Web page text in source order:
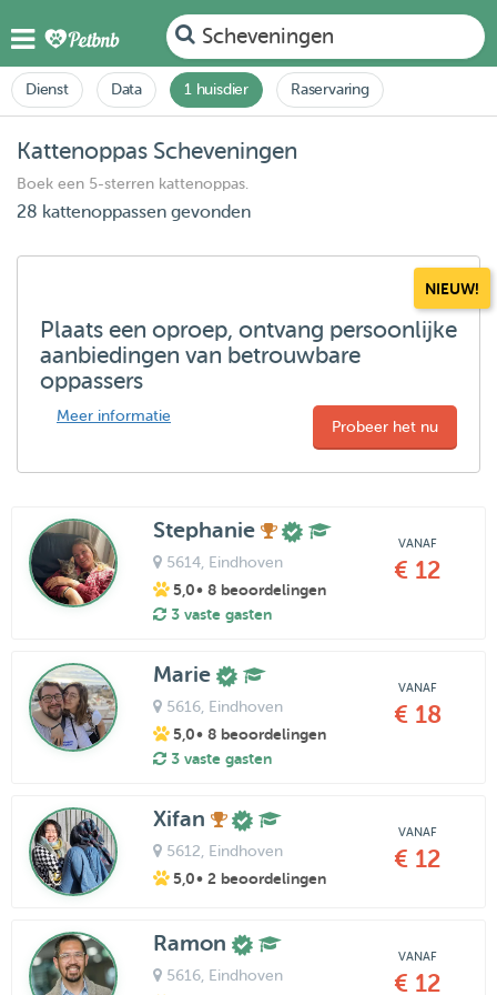
Scheveningen
Dienst Data 1 huisdier Raservaring
Kattenoppas Scheveningen
Boek een 5-sterren kattenoppas.
28 kattenoppassen gevonden
NIEUW!
Plaats een oproep, ontvang persoonlijke
aanbiedingen van betrouwbare
oppassers
Meer informatie
Probeer het nu
Stephanie
5614, Eindhoven
5,0• 8 beoordelingen
3 vaste gasten
VANAF
€ 12
Marie
5616, Eindhoven
5,0• 8 beoordelingen
3 vaste gasten
VANAF
€ 18
Xifan
5612 , Eindhoven
5,0• 2 beoordelingen
VANAF
€ 12
Ramon
5616, Eindhoven
VANAF
€ 12